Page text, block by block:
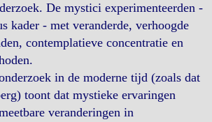
De mystici experimenteerden -
kader - met veranderde, verhoogde
contemplatieve concentratie en
in de moderne tijd (zoals dat
toont dat mystieke ervaringen
veranderingen in